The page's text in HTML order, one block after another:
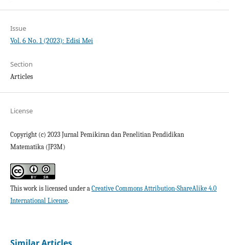
Issue
Vol. 6 No. 1 (2023): Edisi Mei
Section
Articles
License
Copyright (c) 2023 Jurnal Pemikiran dan Penelitian Pendidikan
Matematika (JP3M)
This work is licensed under a Creative Commons Attribution-ShareAlike 4.0
International License.